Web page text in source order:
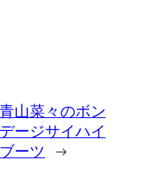
青山菜々のボン
デージサイハイ
ブーツ →